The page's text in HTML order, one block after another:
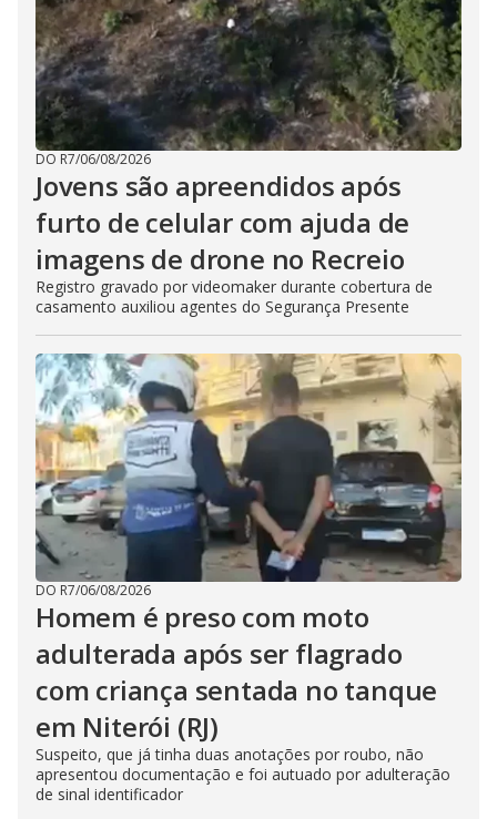
DO R7/06/08/2026
Jovens são apreendidos após
furto de celular com ajuda de
imagens de drone no Recreio
Registro gravado por videomaker durante cobertura de
casamento auxiliou agentes do Segurança Presente
DO R7/06/08/2026
Homem é preso com moto
adulterada após ser flagrado
com criança sentada no tanque
em Niterói (RJ)
Suspeito, que já tinha duas anotações por roubo, não
apresentou documentação e foi autuado por adulteração
de sinal identificador